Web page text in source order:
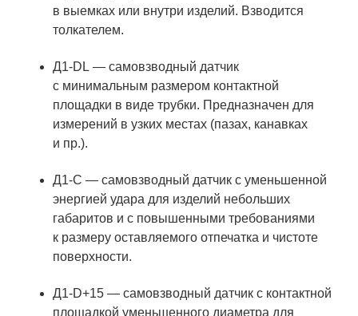
в выемках или внутри изделий. Взводится
толкателем.
Д1-DL — самовзводный датчик
с минимальным размером контактной
площадки в виде трубки. Предназначен для
измерений в узких местах (пазах, канавках
и пр.).
Д1-С — самовзводный датчик с уменьшенной
энергией удара для изделий небольших
габаритов и с повышенными требованиями
к размеру оставляемого отпечатка и чистоте
поверхности.
Д1-D+15 — самовзводный датчик с контактной
площадкой уменьшенного диаметра для